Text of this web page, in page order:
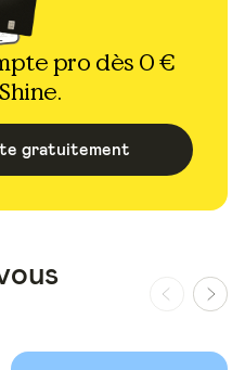
pro dès 0 €
gratuitement